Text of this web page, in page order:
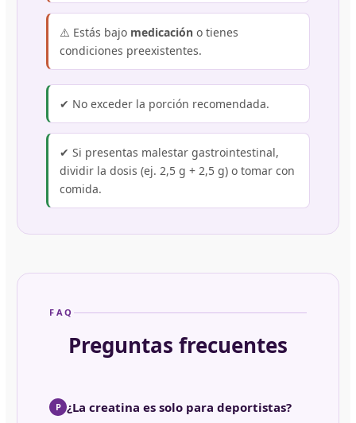
⚠️ Estás bajo medicación o tienes
condiciones preexistentes.
✔ No exceder la porción recomendada.
✔ Si presentas malestar gastrointestinal,
dividir la dosis (ej. 2,5 g + 2,5 g) o tomar con
comida.
FAQ
Preguntas frecuentes
P ¿La creatina es solo para deportistas?